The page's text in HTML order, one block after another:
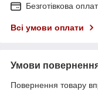
Безготівкова
Всі умови оплати
Умови
Повернення товару